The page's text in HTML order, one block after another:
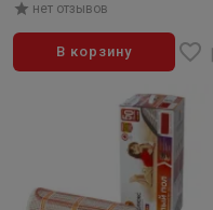
нет отзывов
В корзину